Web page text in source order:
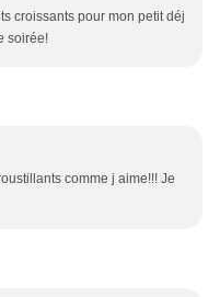
croissants pour mon petit déj
soirée!
comme j aime!!! Je